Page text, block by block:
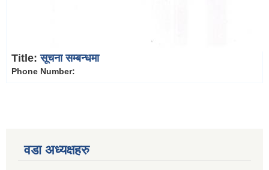
Title:सूचना सम्बन्धमा
Phone Number:
वडा अध्यक्षहरु